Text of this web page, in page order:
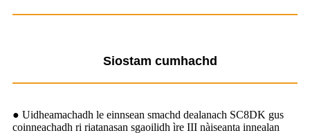
Siostam cumhachd
● Uidheamachadh le einnsean smachd dealanach SC8DK gus
coinneachadh ri riatanasan sgaoilidh ìre III nàiseanta innealan